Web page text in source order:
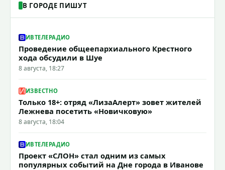
В ГОРОДЕ ПИШУТ
ИВТЕЛЕРАДИО
Проведение общеепархиального Крестного
хода обсудили в Шуе
8 августа, 18:27
ИЗВЕСТНО
Только 18+: отряд «ЛизаАлерт» зовет жителей
Лежнева посетить «Новичковую»
8 августа, 18:04
ИВТЕЛЕРАДИО
Проект «СЛОН» стал одним из самых
популярных событий на Дне города в Иванове